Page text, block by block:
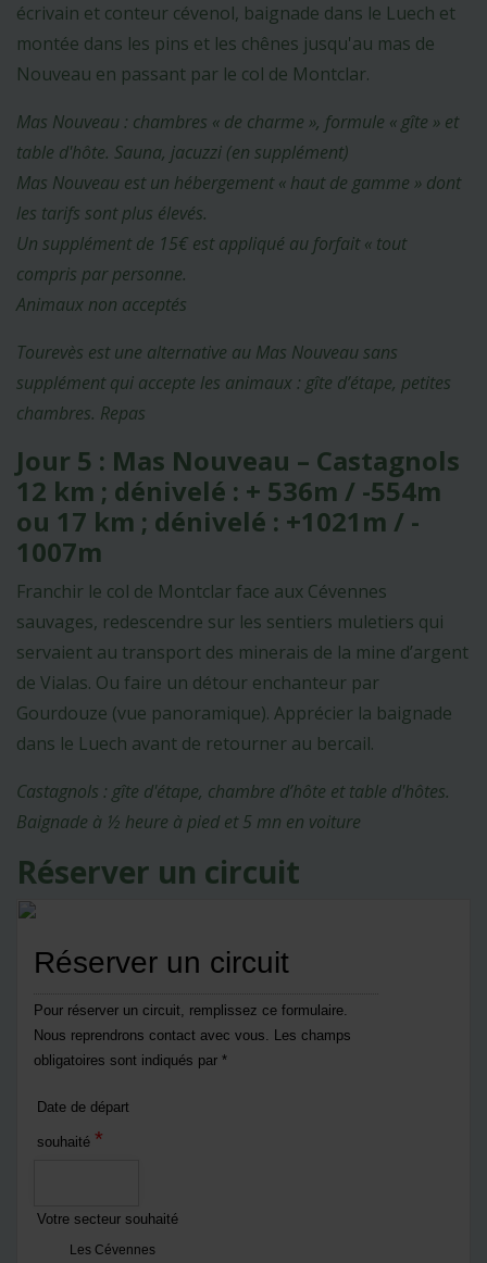
écrivain et conteur cévenol, baignade dans le Luech et
montée dans les pins et les chênes jusqu'au mas de
Nouveau en passant par le col de Montclar.
Mas Nouveau : chambres « de charme », formule « gîte » et
table d'hôte. Sauna, jacuzzi (en supplément)
Mas Nouveau est un hébergement « haut de gamme » dont
les tarifs sont plus élevés.
Un supplément de 15€ est appliqué au forfait « tout
compris par personne.
Animaux non acceptés
Tourevès est une alternative au Mas Nouveau sans
supplément qui accepte les animaux : gîte d’étape, petites
chambres. Repas
Jour 5 : Mas Nouveau – Castagnols
12 km ; dénivelé : + 536m / -554m
ou 17 km ; dénivelé : +1021m / -
1007m
Franchir le col de Montclar face aux Cévennes
sauvages, redescendre sur les sentiers muletiers qui
servaient au transport des minerais de la mine d’argent
de Vialas. Ou faire un détour enchanteur par
Gourdouze (vue panoramique). Apprécier la baignade
dans le Luech avant de retourner au bercail.
Castagnols : gîte d'étape, chambre d’hôte et table d'hôtes.
Baignade à ½ heure à pied et 5 mn en voiture
Réserver un circuit
Réserver un circuit
Pour réserver un circuit, remplissez ce formulaire.
Nous reprendrons contact avec vous. Les champs
obligatoires sont indiqués par *
Date de départ
souhaité *
Votre secteur souhaité
Les Cévennes